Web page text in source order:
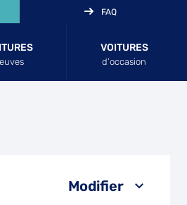
VOITURES
d’occasion
FAQ
Modifier